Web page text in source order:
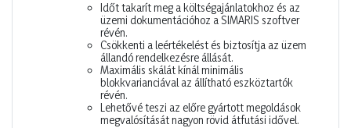
Időt takarít meg a költségajánlatokhoz és az
üzemi dokumentációhoz a SIMARIS szoftver
révén.
Csökkenti a leértékelést és biztosítja az üzem
állandó rendelkezésre állását.
Maximális skálát kínál minimális
blokkvarianciával az állítható eszköztartók
révén.
Lehetővé teszi az előre gyártott megoldások
megvalósítását nagyon rövid átfutási idővel.